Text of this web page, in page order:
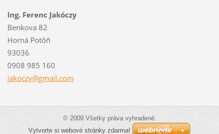
Ing. Ferenc Jakóczy
Benkova 82
Horná Potôň
93036
0908 985 160
jakoczy@gmail.com
© 2009 Všetky práva vyhradené.
Vytvorte si webové stránky zdarma!